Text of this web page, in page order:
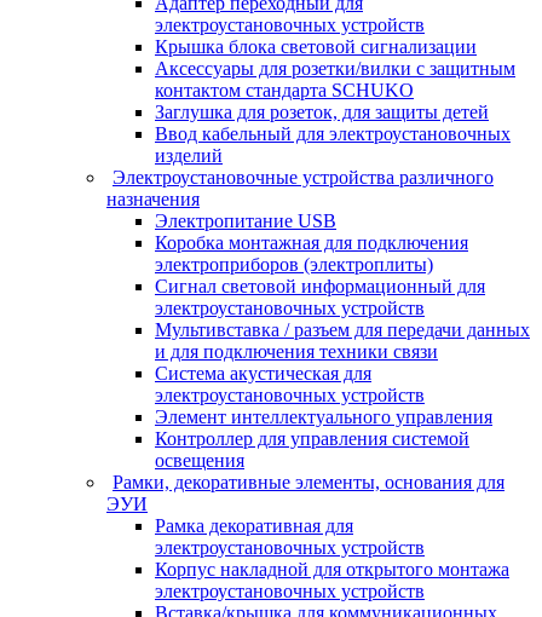
электроустановочных устройств
Крышка блока световой сигнализации
Аксессуары для розетки/вилки с защитным
контактом стандарта SCHUKO
Заглушка для розеток, для защиты детей
Ввод кабельный для электроустановочных
изделий
Электроустановочные устройства различного
назначения
Электропитание USB
Коробка монтажная для подключения
электроприборов (электроплиты)
Сигнал световой информационный для
электроустановочных устройств
Мультивставка / разъем для передачи данных
и для подключения техники связи
Система акустическая для
электроустановочных устройств
Элемент интеллектуального управления
Контроллер для управления системой
освещения
Рамки, декоративные элементы, основания для
ЭУИ
Рамка декоративная для
электроустановочных устройств
Корпус накладной для открытого монтажа
электроустановочных устройств
Вставка/крышка для коммуникационных